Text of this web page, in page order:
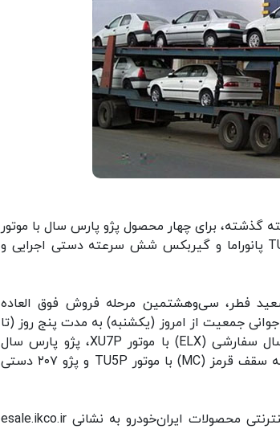
برای چهار محصول پژو پارس سال با موتور
XU۷P، پژو پارس سال با موتور TU۵، راناپلاس و راناپلاس با موتور TU۵P پانوراما و گیربکس شش سرعته دستی اجرایی و
فطر، سی‌وهشتمین مرحله فروش فوق العاده
جمعیت از امروز (یکشنبه) به مدت پنج روز (تا
پایان روز پنجشنبه) اجرایی کند. در این طرح، پنج محصول پژو پارس سال سفارشی (ELX) با موتور XU7P، پژو پارس سال
سفارشی با موتور XU7P، پژو پارس TU5، پژو ۲۰۷ اتوماتیک شش سرعته سقف قرمز (MC) با موتور TU5P و پژو ۲۰۷ دستی
متقاضیان طی این پنج روز فرصت دارند با مراجعه به سایت فروش اینترنتی محصولات ایران‌خودرو به نشانی esale.ikco.ir